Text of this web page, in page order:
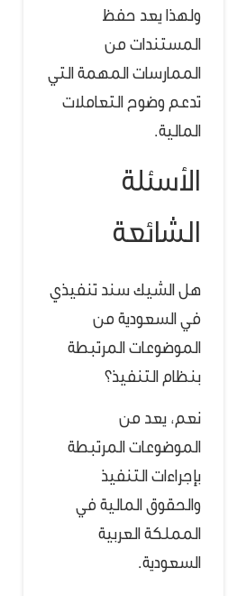
ولهذا يعد حفظ
المستندات من
الممارسات المهمة التي
تدعم وضوح التعاملات
المالية.
الأسئلة
الشائعة
هل الشيك سند تنفيذي
في السعودية من
الموضوعات المرتبطة
بنظام التنفيذ؟
نعم، يعد من
الموضوعات المرتبطة
بإجراءات التنفيذ
والحقوق المالية في
المملكة العربية
السعودية.